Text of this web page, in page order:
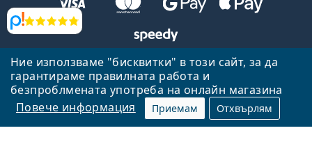
Ние използваме "бисквитки" в този сайт, за да
гарантираме правилната работа и
безпроблмената употреба на онлайн магазина
Повече информация
Приемам Отхвърлям
Прегледи
Назад към началната страница
Нагоре
Lentiamo.bg е собственост и се управлява от Lentiamo s.r.o.,
Република Чехия
Тук сме за вас в продължение на 18 години.